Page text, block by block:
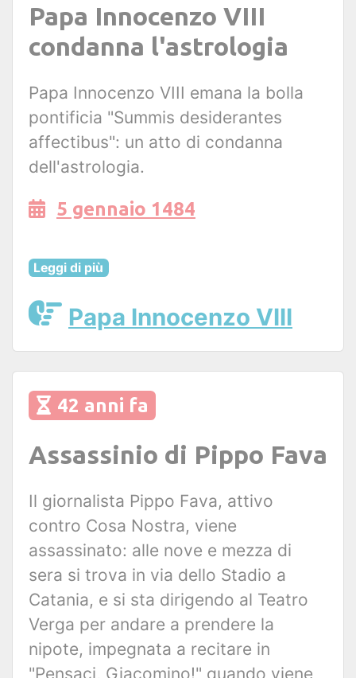
Papa Innocenzo VIII
condanna l'astrologia
Papa Innocenzo VIII emana la bolla
pontificia "Summis desiderantes
affectibus": un atto di condanna
dell'astrologia.
5 gennaio 1484
Leggi di più
Papa Innocenzo VIII
42 anni fa
Assassinio di Pippo Fava
Il giornalista Pippo Fava, attivo
contro Cosa Nostra, viene
assassinato: alle nove e mezza di
sera si trova in via dello Stadio a
Catania, e si sta dirigendo al Teatro
Verga per andare a prendere la
nipote, impegnata a recitare in
"Pensaci, Giacomino!" quando viene